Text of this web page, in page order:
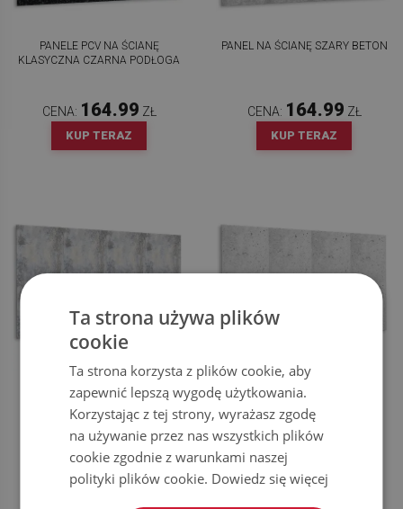
PANELE PCV NA ŚCIANĘ
KLASYCZNA CZARNA PODŁOGA
CENA: 164.99 ZŁ
KUP TERAZ
PANEL NA ŚCIANĘ SZARY BETON
CENA: 164.99 ZŁ
KUP TERAZ
PANEL ŚCIENNY STARA
BETONOWA ŚCIANA
CENA:164.99 ZŁ
KUP TERAZ
PANEL NA ŚCIANĘ
ARCHITEKTONICZNY BETON
CENA:164.99
KUP TERAZ
Ta strona używa plików
cookie
Ta strona korzysta z plików cookie, aby
zapewnić lepszą wygodę użytkowania.
Korzystając z tej strony, wyrażasz zgodę
na używanie przez nas wszystkich plików
cookie zgodnie z warunkami naszej
polityki plików cookie. Dowiedz się więcej